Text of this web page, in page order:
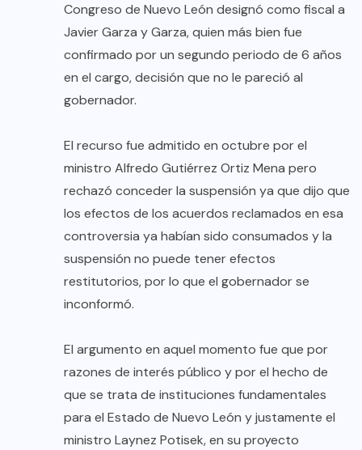
Congreso de Nuevo León designó como fiscal a
Javier Garza y Garza, quien más bien fue
confirmado por un segundo periodo de 6 años
en el cargo, decisión que no le pareció al
gobernador.
El recurso fue admitido en octubre por el
ministro Alfredo Gutiérrez Ortiz Mena pero
rechazó conceder la suspensión ya que dijo que
los efectos de los acuerdos reclamados en esa
controversia ya habían sido consumados y la
suspensión no puede tener efectos
restitutorios, por lo que el gobernador se
inconformó.
El argumento en aquel momento fue que por
razones de interés público y por el hecho de
que se trata de instituciones fundamentales
para el Estado de Nuevo León y justamente el
ministro Laynez Potisek, en su proyecto